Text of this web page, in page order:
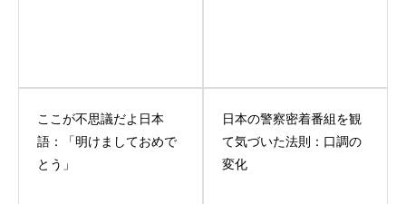
ここが不思議だよ日本
語：「明けましておめで
とう」
日本の警察密着番組を観
て気づいた法則：口調の
変化